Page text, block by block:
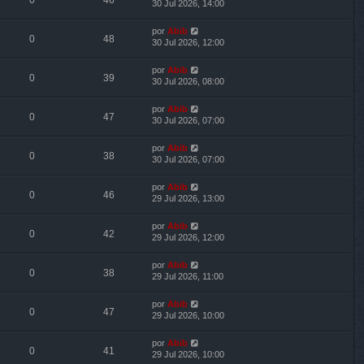
30 Jul 2026, 14:00
0 48
por Abib
30 Jul 2026, 12:00
0 39
por Abib
30 Jul 2026, 08:00
0 47
por Abib
30 Jul 2026, 07:00
0 38
por Abib
30 Jul 2026, 07:00
0 46
por Abib
29 Jul 2026, 13:00
0 42
por Abib
29 Jul 2026, 12:00
0 38
por Abib
29 Jul 2026, 11:00
0 47
por Abib
29 Jul 2026, 10:00
0 41
por Abib
29 Jul 2026, 10:00